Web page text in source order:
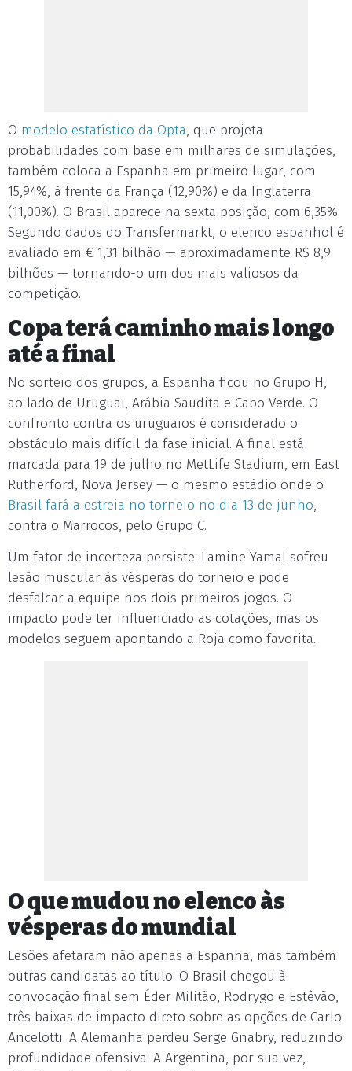
O modelo estatístico da Opta, que projeta
probabilidades com base em milhares de simulações,
também coloca a Espanha em primeiro lugar, com
15,94%, à frente da França (12,90%) e da Inglaterra
(11,00%). O Brasil aparece na sexta posição, com 6,35%.
Segundo dados do Transfermarkt, o elenco espanhol é
avaliado em € 1,31 bilhão — aproximadamente R$ 8,9
bilhões — tornando-o um dos mais valiosos da
competição.
Copa terá caminho mais longo
até a final
No sorteio dos grupos, a Espanha ficou no Grupo H,
ao lado de Uruguai, Arábia Saudita e Cabo Verde. O
confronto contra os uruguaios é considerado o
obstáculo mais difícil da fase inicial. A final está
marcada para 19 de julho no MetLife Stadium, em East
Rutherford, Nova Jersey — o mesmo estádio onde o
Brasil fará a estreia no torneio no dia 13 de junho,
contra o Marrocos, pelo Grupo C.
Um fator de incerteza persiste: Lamine Yamal sofreu
lesão muscular às vésperas do torneio e pode
desfalcar a equipe nos dois primeiros jogos. O
impacto pode ter influenciado as cotações, mas os
modelos seguem apontando a Roja como favorita.
O que mudou no elenco às
vésperas do mundial
Lesões afetaram não apenas a Espanha, mas também
outras candidatas ao título. O Brasil chegou à
convocação final sem Éder Militão, Rodrygo e Estêvão,
três baixas de impacto direto sobre as opções de Carlo
Ancelotti. A Alemanha perdeu Serge Gnabry, reduzindo
profundidade ofensiva. A Argentina, por sua vez,